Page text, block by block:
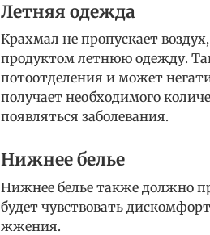
Летняя одежда
Крахмал не пропускает
продуктом летнюю одежду.
потоотделения и может
получает необходимого
появляться заболевания.
Нижнее белье
Нижнее белье также должно
будет чувствовать
жжения.